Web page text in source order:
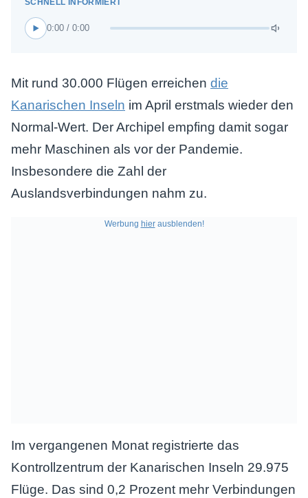
0:00 / 0:00
Mit rund 30.000 Flügen erreichen die
Kanarischen Inseln im April erstmals wieder den
Normal-Wert. Der Archipel empfing damit sogar
mehr Maschinen als vor der Pandemie.
Insbesondere die Zahl der
Auslandsverbindungen nahm zu.
Werbung hierausblenden!
Im vergangenen Monat registrierte das
Kontrollzentrum der Kanarischen Inseln 29.975
Flüge. Das sind 0,2 Prozent mehr Verbindungen